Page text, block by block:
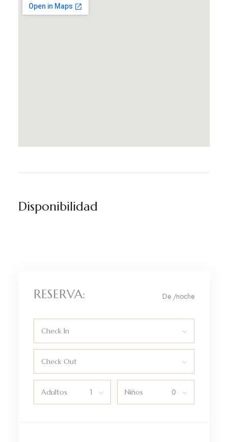
Disponibilidad
RESERVA: De /noche
Check In
Check Out
Adultos Niños